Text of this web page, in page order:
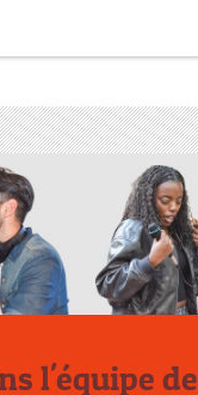
l'équipe de